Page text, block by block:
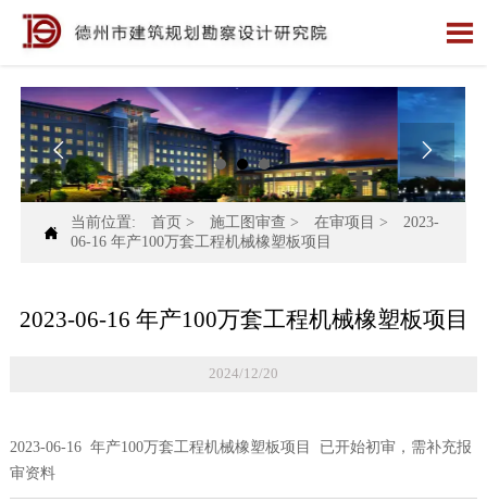

 

当前位置: 首页 > 施工图审查 > 在审项目 >
2023-
06-16 年产100万套工程机械橡塑板项目
2023-06-16 年产100万套工程机械橡塑板项目
2024/12/20
2023-06-16 年产100万套工程机械橡塑板项目 已开始初审，需补充报
审资料